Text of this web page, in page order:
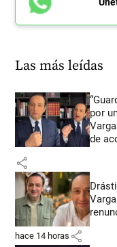
Las más leídas
por
de
share
hace 14 horas share